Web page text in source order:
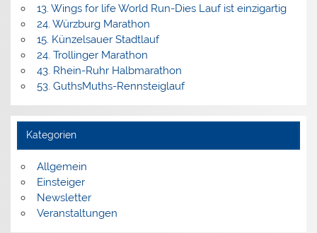
13. Wings for life World Run-Dies Lauf ist einzigartig
24. Würzburg Marathon
15. Künzelsauer Stadtlauf
24. Trollinger Marathon
43. Rhein-Ruhr Halbmarathon
53. GuthsMuths-Rennsteiglauf
Kategorien
Allgemein
Einsteiger
Newsletter
Veranstaltungen